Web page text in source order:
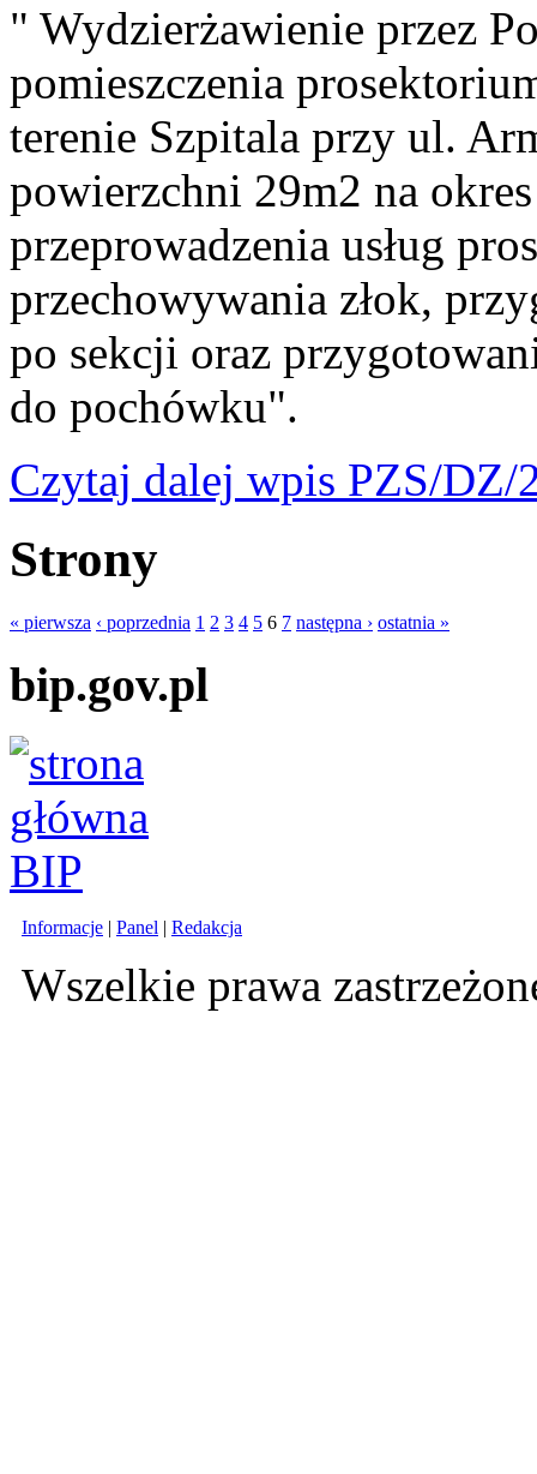
" Wydzierżawienie przez
pomieszczenia
terenie Szpitala przy ul.
powierzchni 29m2 na
przeprowadzenia usług
przechowywania złok,
po sekcji oraz
do pochówku".
Czytaj dalej wpis PZS/DZ/
Strony
« pierwsza ‹ poprzednia 1 2 3 4 5 6 7 następna › ostatnia »
bip.gov.pl
Informacje | Panel | Redakcja
Wszelkie prawa